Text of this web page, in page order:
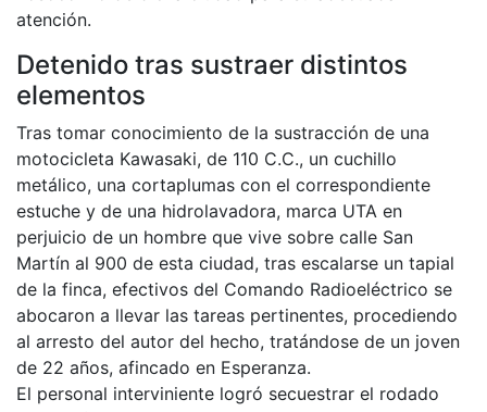
atención.
Detenido tras sustraer distintos
elementos
Tras tomar conocimiento de la sustracción de una
motocicleta Kawasaki, de 110 C.C., un cuchillo
metálico, una cortaplumas con el correspondiente
estuche y de una hidrolavadora, marca UTA en
perjuicio de un hombre que vive sobre calle San
Martín al 900 de esta ciudad, tras escalarse un tapial
de la finca, efectivos del Comando Radioeléctrico se
abocaron a llevar las tareas pertinentes, procediendo
al arresto del autor del hecho, tratándose de un joven
de 22 años, afincado en Esperanza.
El personal interviniente logró secuestrar el rodado